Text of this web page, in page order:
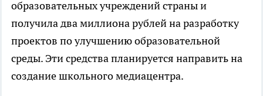
образовательных учреждений страны и
получила два миллиона рублей на разработку
проектов по улучшению образовательной
среды. Эти средства планируется направить на
создание школьного медиацентра.